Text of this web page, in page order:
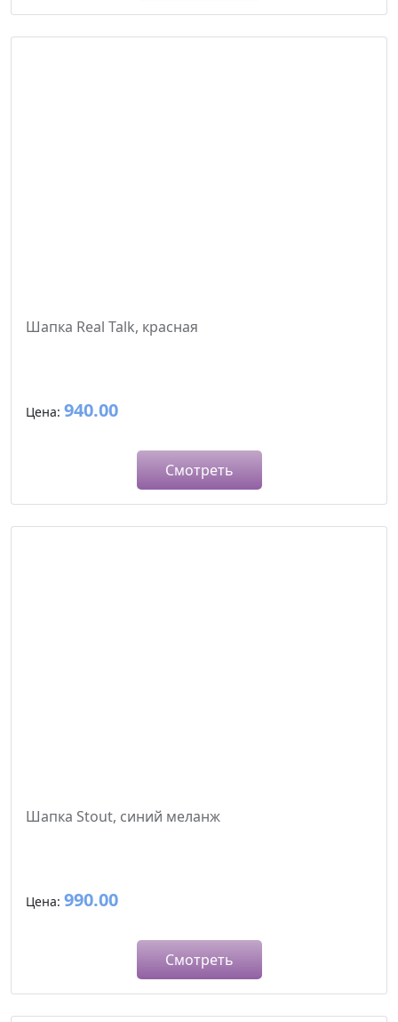
Шапка Real Talk, красная
Цена: 940.00
Смотреть
Шапка Stout, синий меланж
Цена: 990.00
Смотреть